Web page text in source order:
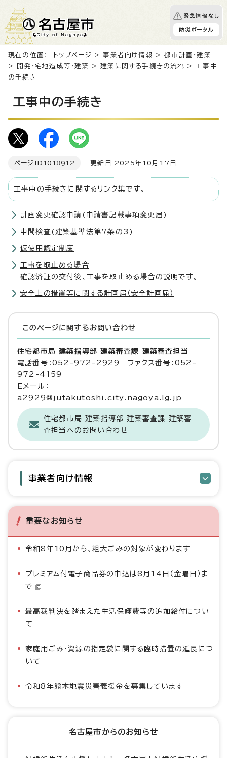
緊急情報なし
防災ポータル
現在の位置： トップページ >事業者向け情報 >都市計画・建築
>
開発・宅地造成等・建築 >建築に関する手続きの流れ > 工事中
の手続き
工事中の手続き
ページID 1018912 更新日 2025年10月17日
工事中の手続きに関するリンク集です。
計画変更確認申請(申請書記載事項変更届)
中間検査(建築基準法第7条の3)
仮使用認定制度
工事を取止める場合
確認済証の交付後、工事を取止める場合の説明です。
安全上の措置等に関する計画届（安全計画届）
このページに関する お問い合わせ
住宅都市局 建築指導部 建築審査課 建築審査担当
電話番号：052-972-2929 ファクス番号：052-
972-4159
Eメール：
a2929@jutakutoshi.city.nagoya.lg.jp
住宅都市局 建築指導部 建築審査課 建築審
査担当へのお問い合わせ
事業者向け情報
重要なお知らせ
令和8年10月から、粗大ごみの対象が変わります
プレミアム付電子商品券の申込は8月14日（金曜日）ま
で
最高裁判決を踏まえた生活保護費等の追加給付につい
て
家庭用ごみ・資源の指定袋に関する臨時措置の延長につ
いて
令和8年熊本地震災害義援金を募集しています
名古屋市からのお知らせ